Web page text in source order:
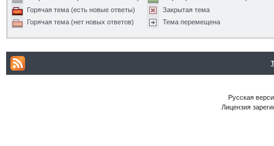
Горячая тема (есть новые ответы)
Горячая тема (нет новых ответов)
Закрытая тема
Тема перемещена
Русская
Лицензия